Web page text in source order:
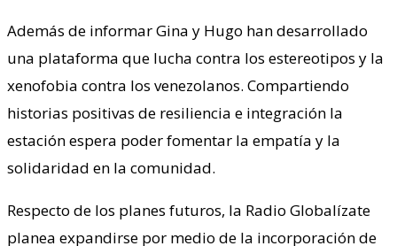
Además de informar Gina y Hugo han desarrollado
una plataforma que lucha contra los estereotipos y la
xenofobia contra los venezolanos. Compartiendo
historias positivas de resiliencia e integración la
estación espera poder fomentar la empatía y la
solidaridad en la comunidad.
Respecto de los planes futuros, la Radio Globalízate
planea expandirse por medio de la incorporación de